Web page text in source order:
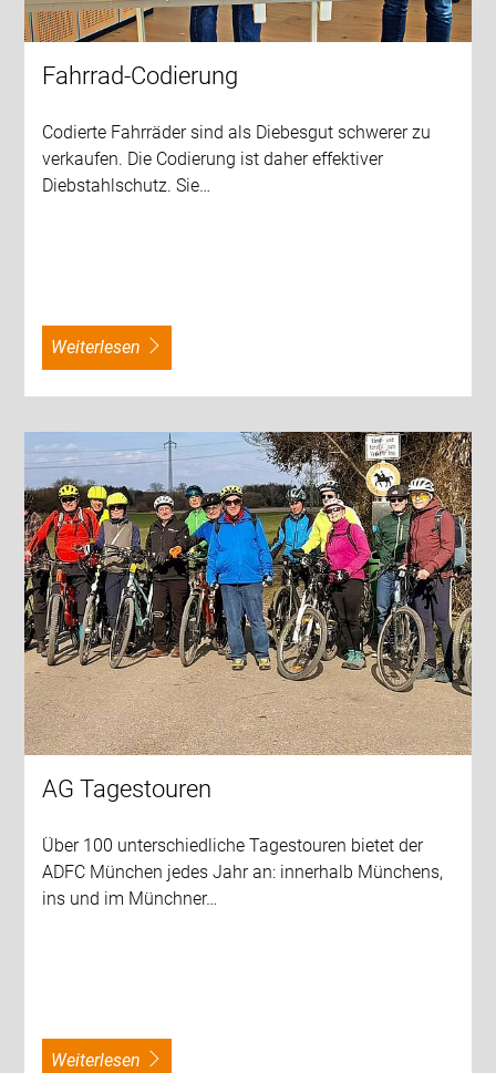
Fahrrad-Codierung
Codierte Fahrräder sind als Diebesgut schwerer zu
verkaufen. Die Codierung ist daher effektiver
Diebstahlschutz. Sie…
weiterlesen
AG Tagestouren
Über 100 unterschiedliche Tagestouren bietet der
ADFC München jedes Jahr an: innerhalb Münchens,
ins und im Münchner…
weiterlesen